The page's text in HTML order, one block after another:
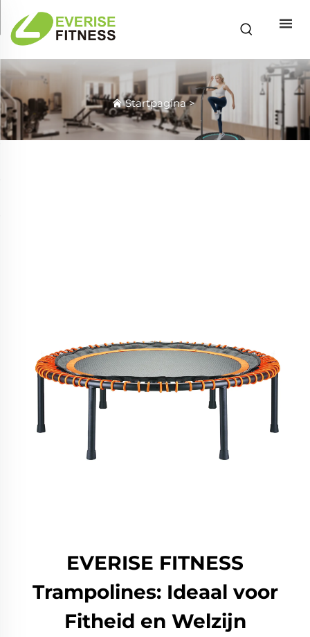
Startpagina>
EVERISE FITNESS
Trampolines: Ideaal voor
Fitheid en Welzijn